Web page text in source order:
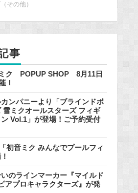
その他）
事
ク POPUP SHOP 8月11日
！
ンパニーより「ブラインドボ
雪ミクオールスターズ フィギ
Vol.1」が登場！ご予約受付
初音ミク みんなでプールフィ
のラインマーカー『マイルド
アプロキャラクターズ』が発